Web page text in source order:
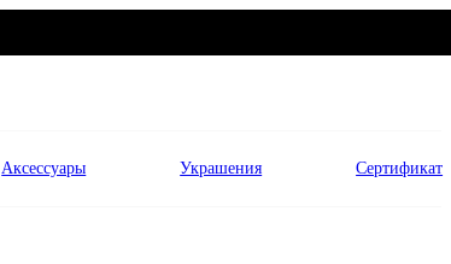
Аксессуары Украшения Сертификат